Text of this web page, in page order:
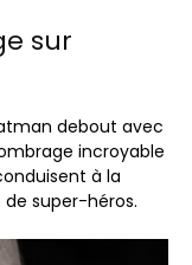
sur
debout avec
incroyable
à la
super-héros.